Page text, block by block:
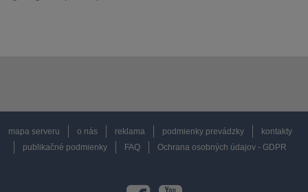
mapa serveru o nás reklama podmienky prevádzky
kontakty
publikačné podmienky
FAQ Ochrana osobných údajov - GDPR